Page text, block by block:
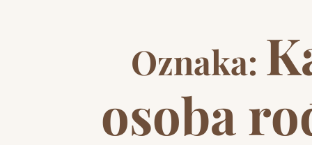
Oznaka:
osoba